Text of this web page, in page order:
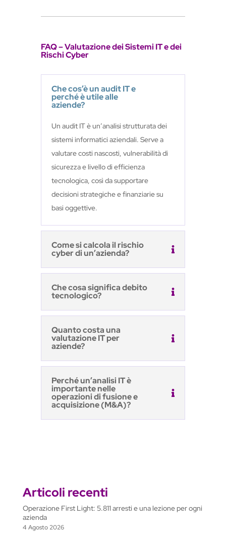
FAQ – Valutazione dei Sistemi IT e dei
Rischi Cyber
Che cos’è un audit IT e
perché è utile alle
aziende?
Un audit IT è un’analisi strutturata dei
sistemi informatici aziendali. Serve a
valutare costi nascosti, vulnerabilità di
sicurezza e livello di efficienza
tecnologica, così da supportare
decisioni strategiche e finanziarie su
basi oggettive.
Come si calcola il rischio
cyber di un’azienda?
Che cosa significa debito
tecnologico?
Quanto costa una
valutazione IT per
aziende?
Perché un’analisi IT è
importante nelle
operazioni di fusione e
acquisizione (M&A)?
Articoli recenti
Operazione First Light: 5.811 arresti e una lezione per ogni
azienda
4 Agosto 2026